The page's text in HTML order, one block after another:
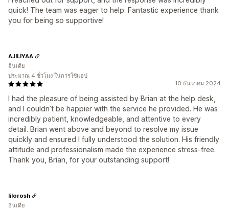
quick! The team was eager to help. Fantastic experience thank
you for being so supportive!
10 ธันวาคม 2024
I had the pleasure of being assisted by Brian at the help desk,
and I couldn’t be happier with the service he provided. He was
incredibly patient, knowledgeable, and attentive to every
detail. Brian went above and beyond to resolve my issue
quickly and ensured I fully understood the solution. His friendly
attitude and professionalism made the experience stress-free.
Thank you, Brian, for your outstanding support!
AJILIYAA
อินเดีย
ประมาณ 4 ชั่วโมง ในการใช้แอป
lilorosh
อินเดีย